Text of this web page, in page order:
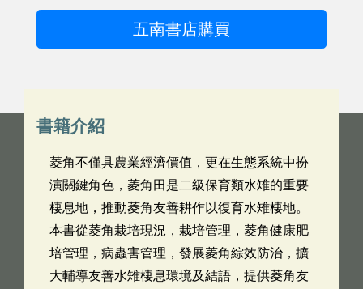
五南書店購買
書籍介紹
菱角不僅具農業經濟價值，更在生態系統中扮
演關鍵角色，菱角田是二級保育類水雉的重要
棲息地，推動菱角友善耕作以復育水雉棲地。
本書從菱角栽培現況，栽培管理，菱角健康肥
培管理，病蟲害管理，發展菱角綜效防治，擴
大輔導友善水雉棲息環境及結語，提供菱角友